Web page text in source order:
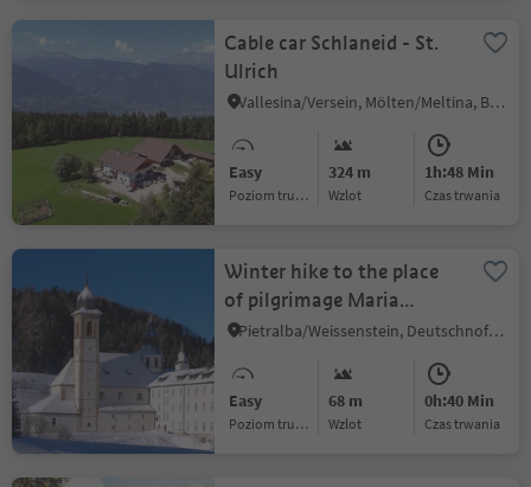
Cable car Schlaneid - St.
Ulrich
Vallesina/Versein, Mölten/Meltina, Bolzano/Bozen and environs
Easy
Poziom trudności
324 m
Wzlot
1h:48 Min
czas trwania
Winter hike to the place
of pilgrimage Maria
Weissenstein and the
Pietralba/Weissenstein, Deutschnofen/Nova Ponente, Dolomites Region Eggental
Easy
Poziom trudności
68 m
Wzlot
0h:40 Min
czas trwania